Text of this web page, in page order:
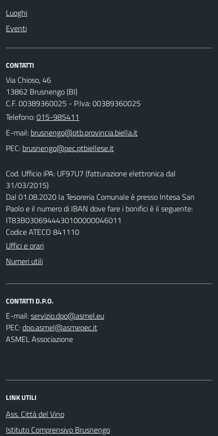
Luoghi
Eventi
CONTATTI
Via Chioso, 46
13862 Brusnengo (BI)
C.F. 00389360025 - P.Iva: 00389360025
Telefono:015-985411
E-mail:
PEC:
Cod. Ufficio iPA: UF97U7 (fatturazione elettronica dal
31/03/2015)
Dal 01.08.2020 la Tesoreria Comunale è presso Intesa San
Paolo e il numero di IBAN dove fare i bonifici è il seguente:
IT83B0306944430100000046011
Codice ATECO 841110
Uffici e orari
Numeri utili
CONTATTI D.P.O.
E-mail:
PEC:
ASMEL Associazione
LINK UTILI
Ass. Città del Vino
Istituto Comprensivo Brusnengo